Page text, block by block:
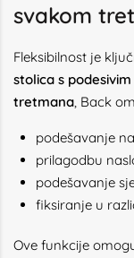
svakom
Fleksibilnost je
stolica s
tretmana, Back
podešavanje
prilagodbu
podešavanje
fiksiranje u
Ove funkcije